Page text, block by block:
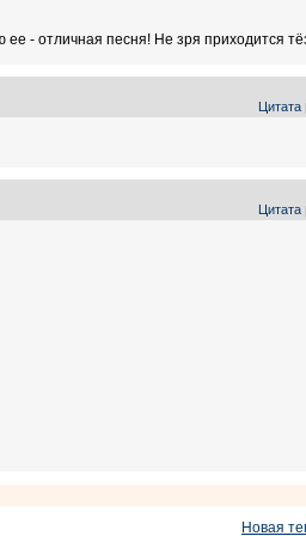
- отличная песня! Не зря приходится
Цитата
Цитата
Новая